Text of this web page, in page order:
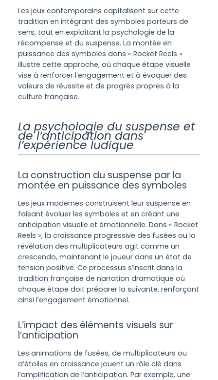
Les jeux contemporains capitalisent sur cette
tradition en intégrant des symboles porteurs de
sens, tout en exploitant la psychologie de la
récompense et du suspense. La montée en
puissance des symboles dans « Rocket Reels »
illustre cette approche, où chaque étape visuelle
vise à renforcer l’engagement et à évoquer des
valeurs de réussite et de progrès propres à la
culture française.
La psychologie du suspense et
de l’anticipation dans
l’expérience ludique
La construction du suspense par la
montée en puissance des symboles
Les jeux modernes construisent leur suspense en
faisant évoluer les symboles et en créant une
anticipation visuelle et émotionnelle. Dans « Rocket
Reels », la croissance progressive des fusées ou la
révélation des multiplicateurs agit comme un
crescendo, maintenant le joueur dans un état de
tension positive. Ce processus s’inscrit dans la
tradition française de narration dramatique où
chaque étape doit préparer la suivante, renforçant
ainsi l’engagement émotionnel.
L’impact des éléments visuels sur
l’anticipation
Les animations de fusées, de multiplicateurs ou
d’étoiles en croissance jouent un rôle clé dans
l’amplification de l’anticipation. Par exemple, une